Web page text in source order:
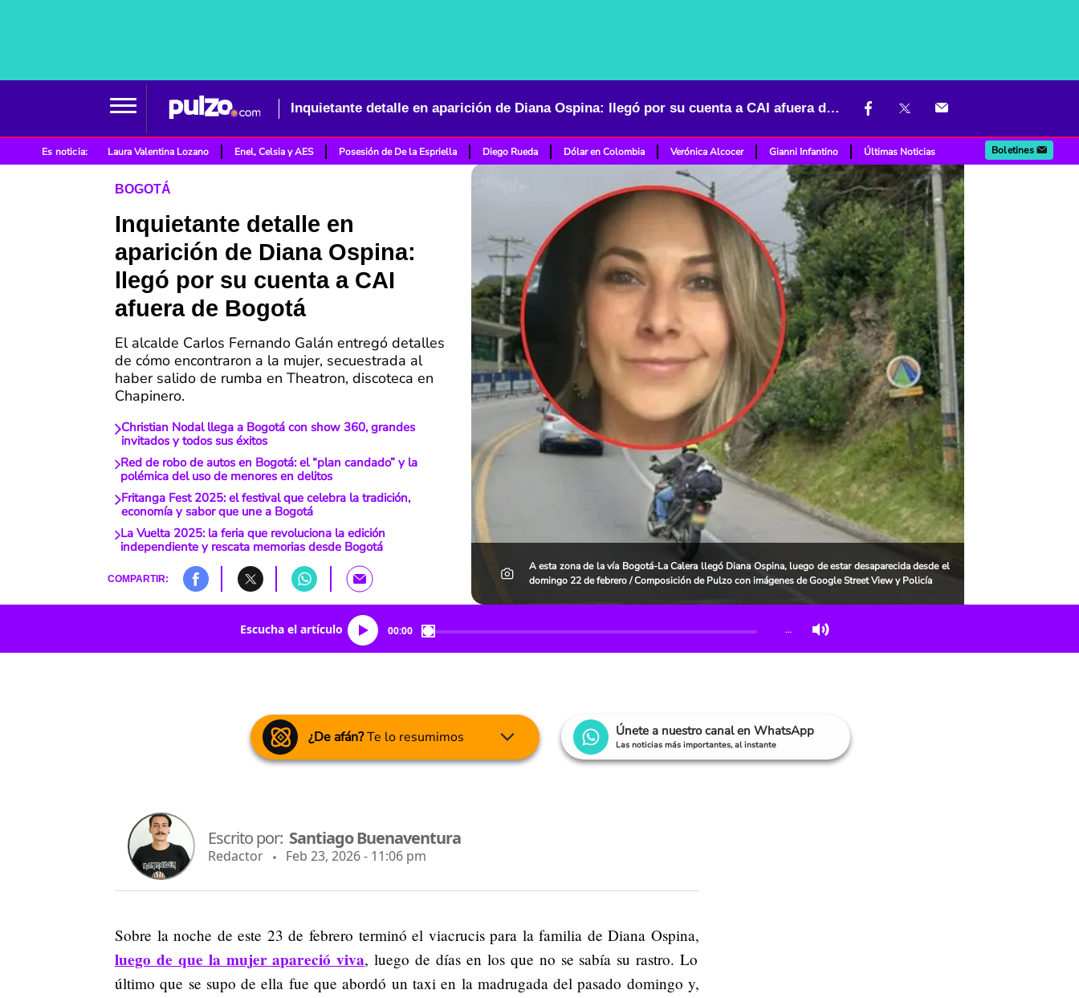
Inquietante detalle en aparición de Diana Ospina: llegó por su cuenta a CAI afuera de Bogotá
Es noticia: Laura Valentina Lozano Enel, Celsia y AES Posesión de De la Espriella Diego Rueda Dólar en Colombia Verónica Alcocer Gianni Infantino Últimas Noticias Boletines
BOGOTÁ
Inquietante detalle en
aparición de Diana Ospina:
llegó por su cuenta a CAI
afuera de Bogotá
El alcalde Carlos Fernando Galán entregó detalles
de cómo encontraron a la mujer, secuestrada al
haber salido de rumba en Theatron, discoteca en
Chapinero.
Christian Nodal llega a Bogotá con show 360, grandes
invitados y todos sus éxitos
Red de robo de autos en Bogotá: el “plan candado” y la
polémica del uso de menores en delitos
Fritanga Fest 2025: el festival que celebra la tradición,
economía y sabor que une a Bogotá
La Vuelta 2025: la feria que revoluciona la edición
independiente y rescata memorias desde Bogotá
COMPARTIR:
A esta zona de la vía Bogotá-La Calera llegó Diana Ospina, luego de estar desaparecida desde el
domingo 22 de febrero / Composición de Pulzo con imágenes de Google Street View y Policía
Escucha el artículo 00:00 …
¿De afán?Te lo resumimos Únete a nuestro canal en WhatsApp
Las noticias más importantes, al instante
Escrito por: Santiago Buenaventura
Redactor Feb 23, 2026 - 11:06 pm
Sobre la noche de este 23 de febrero terminó el viacrucis para la familia de Diana Ospina,
luego de que la mujer apareció viva, luego de días en los que no se sabía su rastro. Lo
último que se supo de ella fue que abordó un taxi en la madrugada del pasado domingo y,